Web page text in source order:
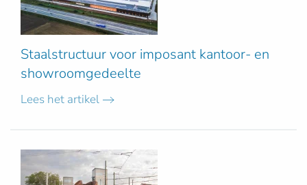
Staalstructuur voor imposant kantoor- en
showroomgedeelte
Lees het artikel